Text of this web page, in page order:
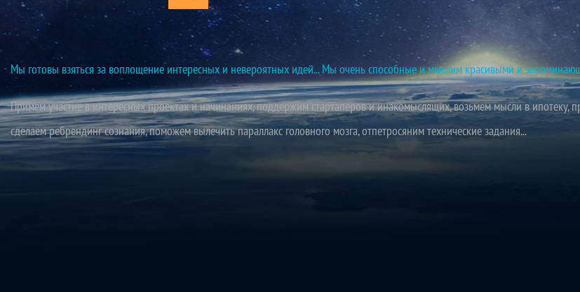
Мы готовы взяться за воплощение интересных и невероятных идей... Мы очень способные и мыслим красивыми и
Примем участие в интересных проектах и начинаниях, поддержим стартаперов и инакомыслящих, возьмем мысли в ипотеку,
сделаем ребрендинг сознания, поможем вылечить параллакс головного мозга, отпетросяним технические задания...